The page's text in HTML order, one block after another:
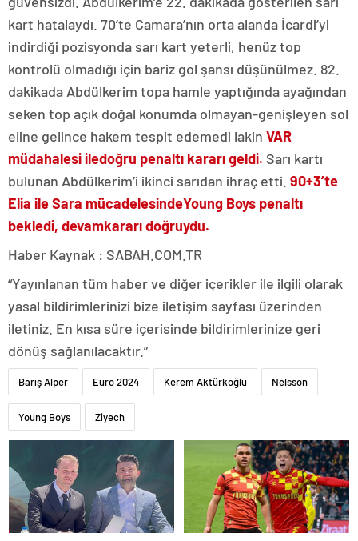
kart hatalaydı. 70’te Camara’nın orta alanda İcardi’yi
indirdiği pozisyonda sarı kart yeterli, henüz top
kontrolü olmadığı için bariz gol şansı düşünülmez. 82.
dakikada Abdülkerim topa hamle yaptığında ayağından
seken top açık doğal konumda olmayan-genişleyen sol
eline gelince hakem tespit edemedi lakin VAR
müdahalesi iledoğru penaltı kararı geldi. Sarı kartı
bulunan Abdülkerim’i ikinci sarıdan ihraç etti. 90+3’te
Elia ile Sara mücadelesindeYoung Boys penaltı
bekledi, devamkararı doğruydu.
Haber Kaynak : SABAH.COM.TR
“Yayınlanan tüm haber ve diğer içerikler ile ilgili olarak
yasal bildirimlerinizi bize iletişim sayfası üzerinden
iletiniz. En kısa süre içerisinde bildirimlerinize geri
dönüş sağlanılacaktır.”
Barış Alper Euro 2024 Kerem Aktürkoğlu Nelsson
Young Boys Ziyech